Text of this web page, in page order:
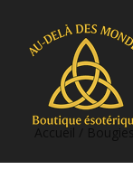
Accueil Bougies